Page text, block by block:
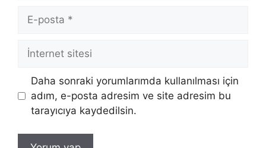
posta
İnternet
Daha sonraki yorumlarımda kullanılması için
adım, e-posta adresim ve site adresim bu
tarayıcıya kaydedilsin.